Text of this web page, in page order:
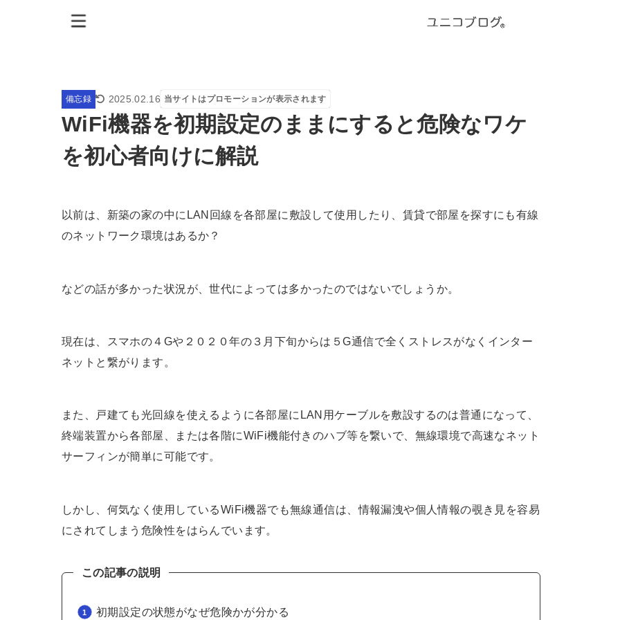
備忘録 2025.02.16 当サイトはプロモーションが表示されます
WiFi機器を初期設定のままにすると危険なワケ
を初心者向けに解説
以前は、新築の家の中にLAN回線を各部屋に敷設して使用したり、賃貸で部屋を探すにも有線
のネットワーク環境はあるか？
などの話が多かった状況が、世代によっては多かったのではないでしょうか。
現在は、スマホの４Gや２０２０年の３月下旬からは５G通信で全くストレスがなくインター
ネットと繋がります。
また、戸建ても光回線を使えるように各部屋にLAN用ケーブルを敷設するのは普通になって、
終端装置から各部屋、または各階にWiFi機能付きのハブ等を繋いで、無線環境で高速なネット
サーフィンが簡単に可能です。
しかし、何気なく使用しているWiFi機器でも無線通信は、情報漏洩や個人情報の覗き見を容易
にされてしまう危険性をはらんでいます。
この記事の説明
初期設定の状態がなぜ危険かが分かる